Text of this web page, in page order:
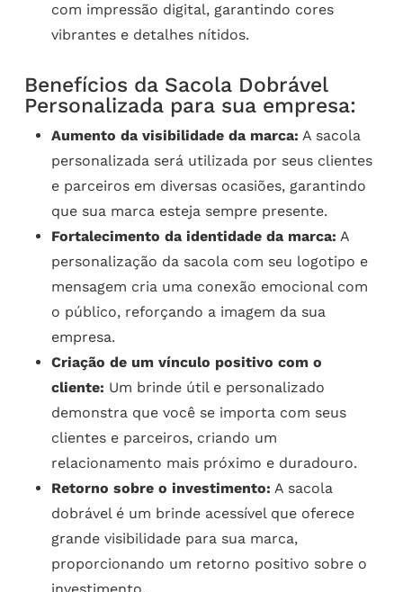
com impressão digital, garantindo cores
vibrantes e detalhes nítidos.
Benefícios da Sacola Dobrável
Personalizada para sua empresa:
Aumento da visibilidade da marca: A sacola
personalizada será utilizada por seus clientes
e parceiros em diversas ocasiões, garantindo
que sua marca esteja sempre presente.
Fortalecimento da identidade da marca: A
personalização da sacola com seu logotipo e
mensagem cria uma conexão emocional com
o público, reforçando a imagem da sua
empresa.
Criação de um vínculo positivo com o
cliente: Um brinde útil e personalizado
demonstra que você se importa com seus
clientes e parceiros, criando um
relacionamento mais próximo e duradouro.
Retorno sobre o investimento: A sacola
dobrável é um brinde acessível que oferece
grande visibilidade para sua marca,
proporcionando um retorno positivo sobre o